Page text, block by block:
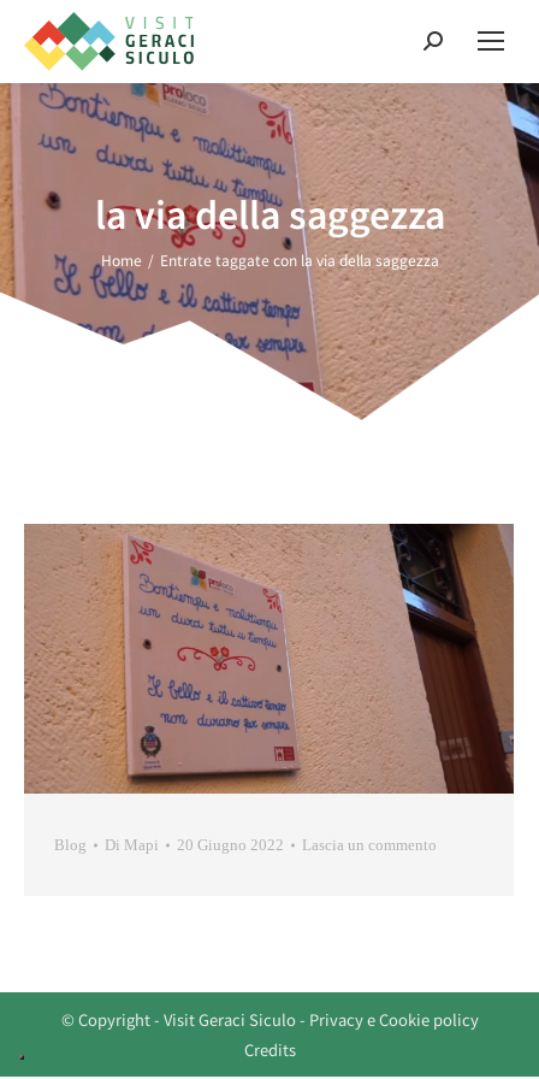
la via della saggezza
Tu sei qui: Home Entrate taggate con la via della saggezza
Blog Di Mapi 20 Giugno 2022 Lascia un commento
© Copyright - Visit Geraci Siculo - Privacy e Cookie policy
Credits